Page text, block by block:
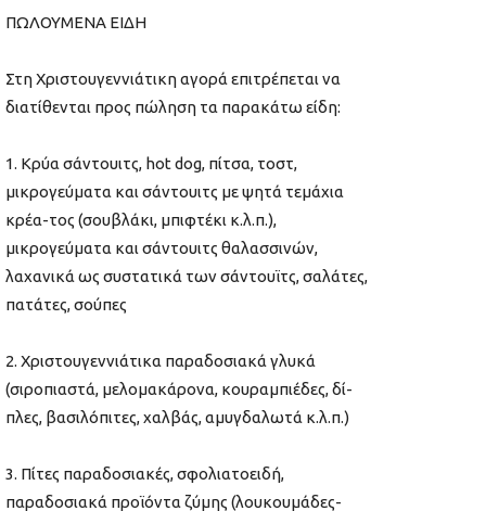
ΠΩΛΟΥΜΕΝΑ ΕΙΔΗ
Στη Χριστουγεννιάτικη αγορά επιτρέπεται να
διατίθενται προς πώληση τα παρακάτω είδη:
1. Κρύα σάντουιτς, hot dog, πίτσα, τοστ,
μικρογεύματα και σάντουιτς με ψητά τεμάχια
κρέα-τος (σουβλάκι, μπιφτέκι κ.λ.π.),
μικρογεύματα και σάντουιτς θαλασσινών,
λαχανικά ως συστατικά των σάντουϊτς, σαλάτες,
πατάτες, σούπες
2. Χριστουγεννιάτικα παραδοσιακά γλυκά
(σιροπιαστά, μελομακάρονα, κουραμπιέδες, δί-
πλες, βασιλόπιτες, χαλβάς, αμυγδαλωτά κ.λ.π.)
3. Πίτες παραδοσιακές, σφολιατοειδή,
παραδοσιακά προϊόντα ζύμης (λουκουμάδες-